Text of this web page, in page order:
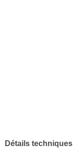
Détails techniques